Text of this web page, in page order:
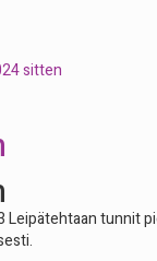
sitten
Leipätehtaan tunnit